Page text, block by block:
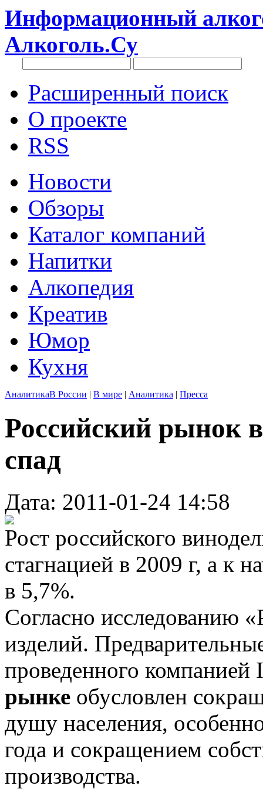
Информационный
Алкоголь.Су
Расширенный поиск
О проекте
RSS
Новости
Обзоры
Каталог компаний
Напитки
Алкопедия
Креатив
Юмор
Кухня
АналитикаВ России | В мире | Аналитика | Пресса
Российский рынок
спад
Дата: 2011-01-24 14:58
Рост российского
стагнацией в 2009 г, а к
в 5,7%.
Согласно исследованию
изделий.
проведенного компанией
рынке обусловлен
душу населения,
года и сокращением
производства.